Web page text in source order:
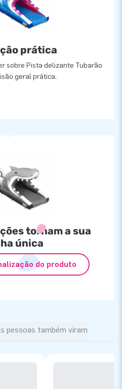
no nosso serviço
nos Criadores de
prática
sobre Pista delizante Tubarão
geral prática.
tornam a sua
única
do produto
pessoas também viram